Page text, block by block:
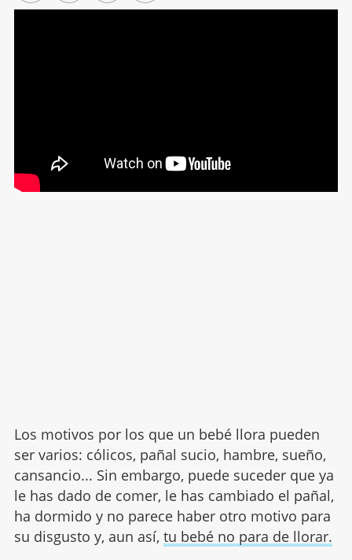
Los motivos por los que un bebé llora pueden
ser varios: cólicos, pañal sucio, hambre, sueño,
cansancio... Sin embargo, puede suceder que ya
le has dado de comer, le has cambiado el pañal,
ha dormido y no parece haber otro motivo para
su disgusto y, aun así, tu bebé no para de llorar.